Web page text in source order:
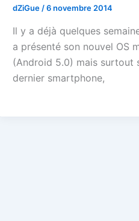
dZiGue/6 novembre 2014
Il y a déjà quelques
a présenté son nouvel OS
(Android 5.0) mais surtout
dernier smartphone,